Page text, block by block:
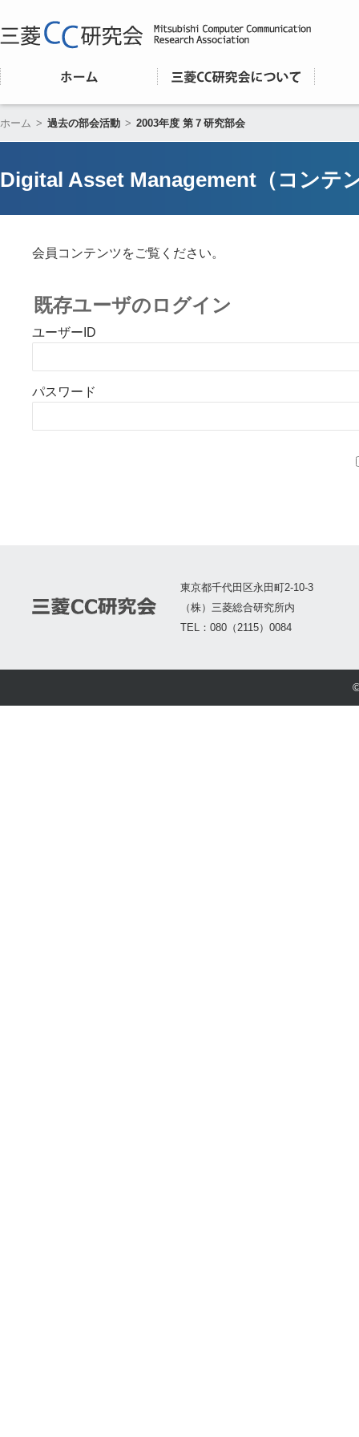
ホーム > 過去の部会活動 > 2003年度 第７研究部会
Digital Asset Management（コンテ
会員コンテンツをご覧ください。
既存ユーザのログイン
ユーザーID
パスワード
東京都千代田区永田町2-10-3
（株）三菱総合研究所内
TEL：080（2115）0084